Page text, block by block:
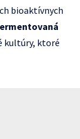
bioaktívnych
kultúry, ktoré